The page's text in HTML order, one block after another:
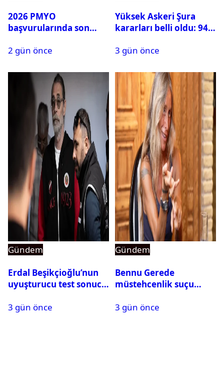
2026 PMYO
başvurularında son
2 gün önce
Yüksek Askeri Şura
kararları belli oldu: 94
3 gün önce
Gündem
Erdal Beşikçioğlu’nun
uyuşturucu test sonucu
3 gün önce
Gündem
Bennu Gerede
müstehcenlik suçu
alındı
3 gün önce